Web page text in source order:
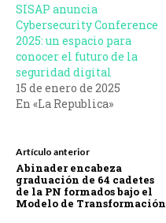
SISAP anuncia
Cybersecurity Conference
2025: un espacio para
conocer el futuro de la
seguridad digital
15 de enero de 2025
En «La Republica»
Artículo anterior
Abinader encabeza
graduación de 64 cadetes
de la PN formados bajo el
Modelo de Transformación